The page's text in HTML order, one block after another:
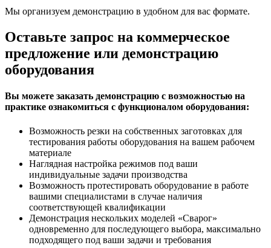
Мы организуем демонстрацию в удобном для вас формате.
Оставьте запрос на коммерческое
предложение или демонстрацию
оборудования
Вы можете заказать демонстрацию с возможностью на
практике ознакомиться с функционалом оборудования:
Возможность резки на собственных заготовках для
тестирования работы оборудования на вашем рабочем
материале
Наглядная настройка режимов под ваши
индивидуальные задачи производства
Возможность протестировать оборудование в работе
вашими специалистами в случае наличия
соответствующей квалификации
Демонстрация нескольких моделей «Сварог»
одновременно для последующего выбора, максимально
подходящего под ваши задачи и требования